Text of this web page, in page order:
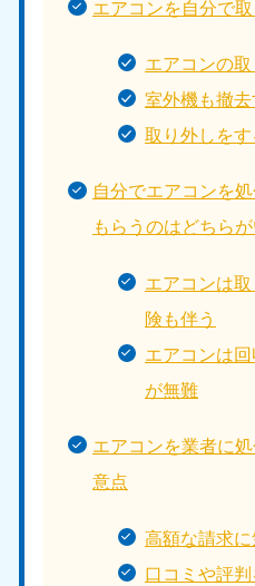
エアコンを自分で
エアコンの
室外機も撤
取り外しを
自分でエアコンを
もらうのはどちらが
エアコンは
険も伴う
エアコンは
が無難
エアコンを業者に
意点
高額な請求
口コミや評